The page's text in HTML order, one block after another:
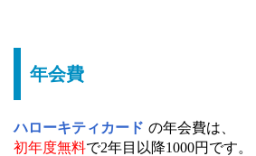
年会費
ハローキティカード の年会費は、
初年度無料で2年目以降1000円です。